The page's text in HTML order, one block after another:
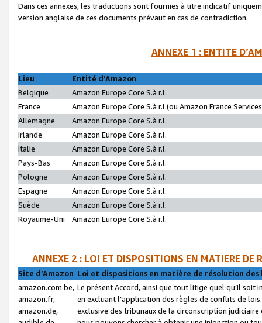
Dans ces annexes, les traductions sont fournies à titre indicatif
version anglaise de ces documents prévaut en cas de contradiction.
ANNEXE 1 : ENTITE
Lieu
Entité d’Amazon
Belgique
Amazon Europe Core S.à r.l.
France
Amazon Europe Core S.à r.l.(ou Amazon France
Allemagne
Amazon Europe Core S.à r.l.
Irlande
Amazon Europe Core S.à r.l.
Italie
Amazon Europe Core S.à r.l.
Pays-Bas
Amazon Europe Core S.à r.l.
Pologne
Amazon Europe Core S.à r.l.
Espagne
Amazon Europe Core S.à r.l.
Suède
Amazon Europe Core S.à r.l.
Royaume-Uni
Amazon Europe Core S.à r.l.
ANNEXE 2 : LOI ET DISPOSITIONS EN MATIERE DE
Site d’Amazon Loi et dispositions en matière de résolution
amazon.com.be,
amazon.fr,
amazon.de,
Le présent Accord, ainsi que tout litige quel qu’il soit
en excluant l’application des règles de conflits de
exclusive des tribunaux de la circonscription